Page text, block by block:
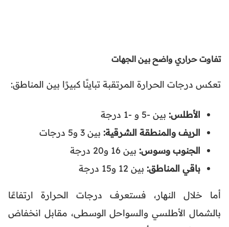
تفاوت حراري واضح بين الجهات
تعكس درجات الحرارة المرتقبة تباينًا كبيرًا بين المناطق:
الأطلس: بين -5 و -1 درجة
الريف والمنطقة الشرقية: بين 3 و5 درجات
الجنوب وسوس: بين 16 و20 درجة
باقي المناطق: بين 12 و15 درجة
أما خلال النهار، فستعرف درجات الحرارة ارتفاعًا
بالشمال الأطلسي والسواحل الوسطى، مقابل انخفاض